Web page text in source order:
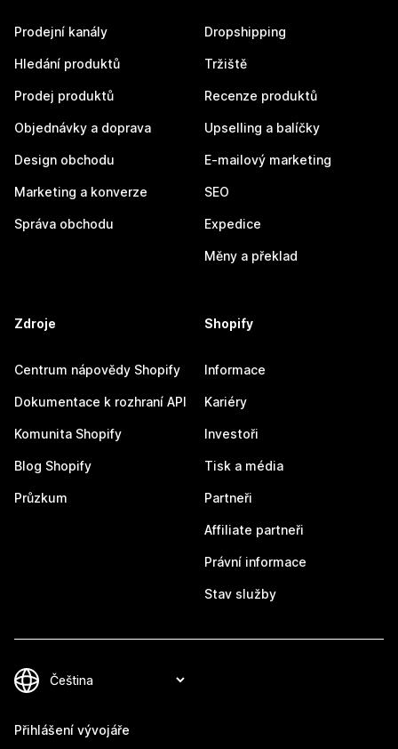
Prodejní kanály
Hledání produktů
Prodej produktů
Objednávky a doprava
Design obchodu
Marketing a konverze
Správa obchodu
Dropshipping
Tržiště
Recenze produktů
Upselling a balíčky
E-mailový marketing
SEO
Expedice
Měny a překlad
Zdroje
Centrum nápovědy Shopify
Dokumentace k rozhraní API
Komunita Shopify
Blog Shopify
Průzkum
Shopify
Informace
Kariéry
Investoři
Tisk a média
Partneři
Affiliate partneři
Právní informace
Stav služby
Přihlášení vývojáře